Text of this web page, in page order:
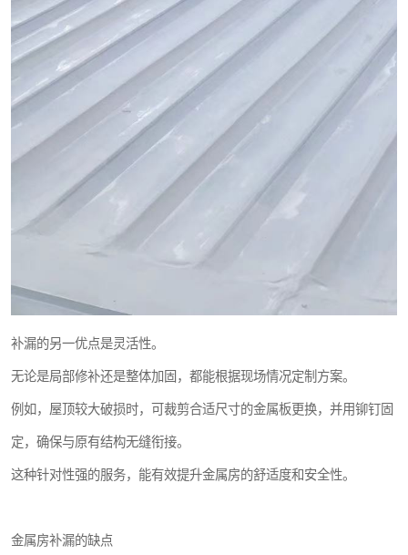
补漏的另一优点是灵活性。
无论是局部修补还是整体加固，都能根据现场情况定制方案。
例如，屋顶较大破损时，可裁剪合适尺寸的金属板更换，并用铆钉固
定，确保与原有结构无缝衔接。
这种针对性强的服务，能有效提升金属房的舒适度和安全性。
金属房补漏的缺点